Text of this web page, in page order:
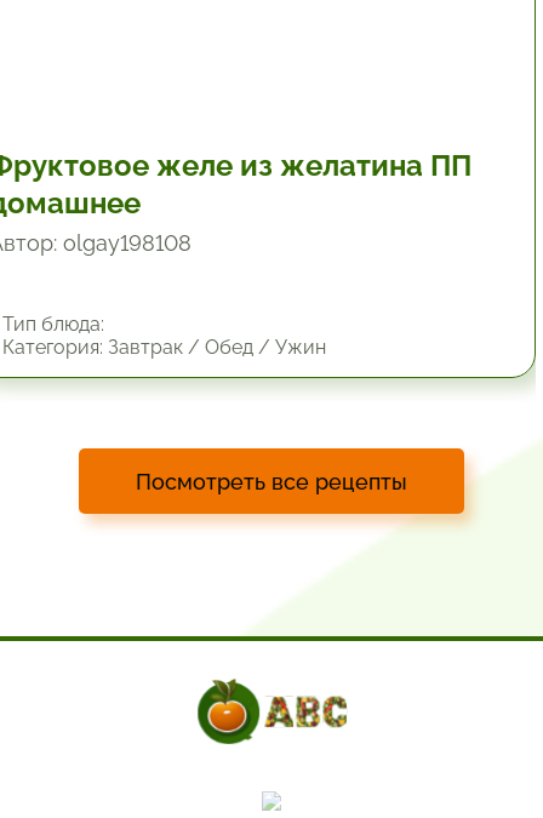
желе из желатина ПП
olgay198108
блюда:
Завтрак / Обед / Ужин
Посмотреть все рецепты